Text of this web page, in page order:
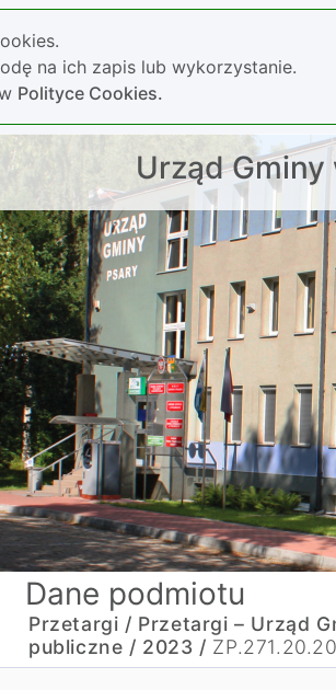
na ich zapis lub wykorzystanie.
Polityce Cookies.
Urząd Gminy
Dane podmiotu
Przetargi / Przetargi – Urząd
publiczne / 2023 /